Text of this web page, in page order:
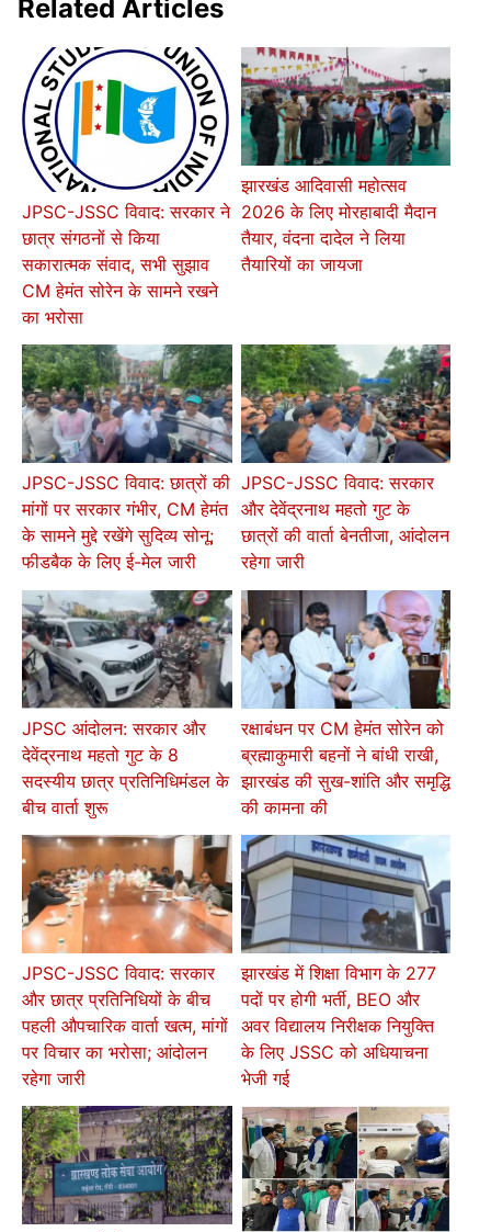
Related Articles
JPSC-JSSC विवाद: सरकार ने
छात्र संगठनों से किया
सकारात्मक संवाद, सभी सुझाव
CM हेमंत सोरेन के सामने रखने
का भरोसा
झारखंड आदिवासी महोत्सव
2026 के लिए मोरहाबादी मैदान
तैयार, वंदना दादेल ने लिया
तैयारियों का जायजा
JPSC-JSSC विवाद: छात्रों की
मांगों पर सरकार गंभीर, CM हेमंत
के सामने मुद्दे रखेंगे सुदिव्य सोनू;
फीडबैक के लिए ई-मेल जारी
JPSC-JSSC विवाद: सरकार
और देवेंद्रनाथ महतो गुट के
छात्रों की वार्ता बेनतीजा, आंदोलन
रहेगा जारी
JPSC आंदोलन: सरकार और
देवेंद्रनाथ महतो गुट के 8
सदस्यीय छात्र प्रतिनिधिमंडल के
बीच वार्ता शुरू
रक्षाबंधन पर CM हेमंत सोरेन को
ब्रह्माकुमारी बहनों ने बांधी राखी,
झारखंड की सुख-शांति और समृद्धि
की कामना की
JPSC-JSSC विवाद: सरकार
और छात्र प्रतिनिधियों के बीच
पहली औपचारिक वार्ता खत्म, मांगों
पर विचार का भरोसा; आंदोलन
रहेगा जारी
झारखंड में शिक्षा विभाग के 277
पदों पर होगी भर्ती, BEO और
अवर विद्यालय निरीक्षक नियुक्ति
के लिए JSSC को अधियाचना
भेजी गई